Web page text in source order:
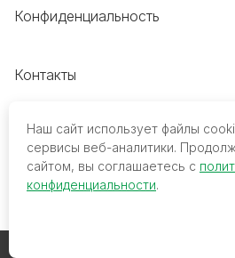
Конфиденциальность
Контакты
8 (800) 700-68-45
trade@mediko.ru
Наш сайт использует файлы
сервисы веб-аналитики.
сайтом, вы соглашаетесь с
конфиденциальности.